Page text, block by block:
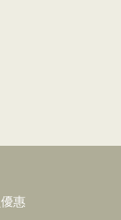
優惠